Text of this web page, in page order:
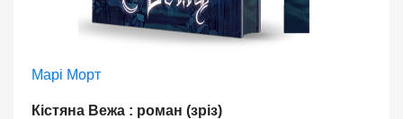
Марі Морт
Кістяна Вежа : роман (зріз)